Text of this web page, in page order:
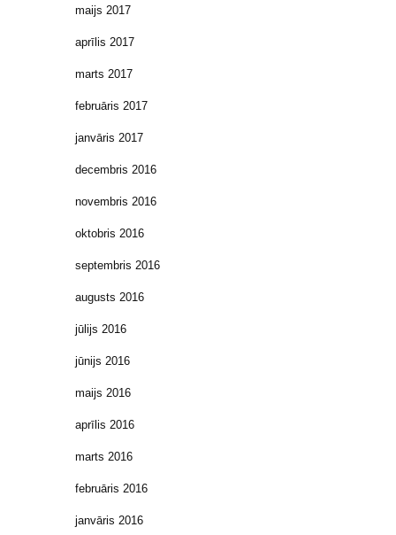
maijs 2017
aprīlis 2017
marts 2017
februāris 2017
janvāris 2017
decembris 2016
novembris 2016
oktobris 2016
septembris 2016
augusts 2016
jūlijs 2016
jūnijs 2016
maijs 2016
aprīlis 2016
marts 2016
februāris 2016
janvāris 2016